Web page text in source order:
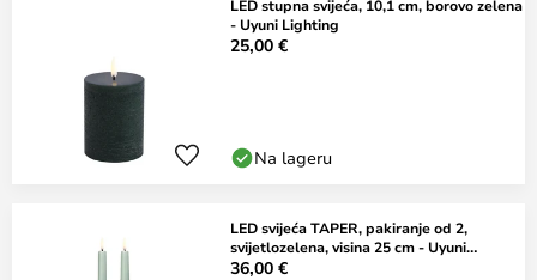
LED stupna svijeća, 10,1 cm, borovo zelena
- Uyuni Lighting
25,00 €
Na lageru
LED svijeća TAPER, pakiranje od 2,
svijetlozelena, visina 25 cm - Uyuni
Lighting
36,00 €